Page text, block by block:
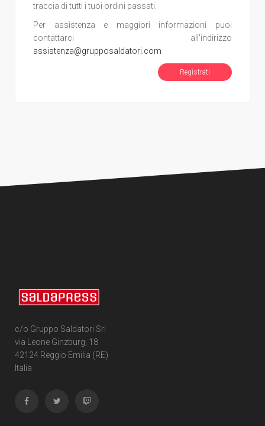
traccia di tutti i tuoi ordini passati.
Per assistenza e maggiori informazioni puoi
contattarci all'indirizzo
assistenza@grupposaldatori.com
Registrati
c/o Gruppo Saldatori Srl
via Leone Ginzburg, 18
42124 Reggio Emilia (RE)
Italia